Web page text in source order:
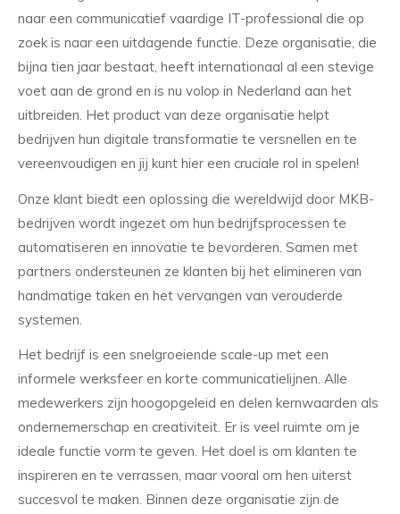
naar een communicatief vaardige IT-professional die op
zoek is naar een uitdagende functie. Deze organisatie, die
bijna tien jaar bestaat, heeft internationaal al een stevige
voet aan de grond en is nu volop in Nederland aan het
uitbreiden. Het product van deze organisatie helpt
bedrijven hun digitale transformatie te versnellen en te
vereenvoudigen en jij kunt hier een cruciale rol in spelen!
Onze klant biedt een oplossing die wereldwijd door MKB-
bedrijven wordt ingezet om hun bedrijfsprocessen te
automatiseren en innovatie te bevorderen. Samen met
partners ondersteunen ze klanten bij het elimineren van
handmatige taken en het vervangen van verouderde
systemen.
Het bedrijf is een snelgroeiende scale-up met een
informele werksfeer en korte communicatielijnen. Alle
medewerkers zijn hoogopgeleid en delen kernwaarden als
ondernemerschap en creativiteit. Er is veel ruimte om je
ideale functie vorm te geven. Het doel is om klanten te
inspireren en te verrassen, maar vooral om hen uiterst
succesvol te maken. Binnen deze organisatie zijn de